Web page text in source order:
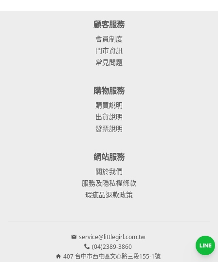
顧客服務
會員制度
門市資訊
常見問題
購物服務
購買說明
出貨說明
發票說明
網站服務
關於我們
服務及隱私權條款
瑕疵品退款政策
service@littlegirl.com.tw
(04)2389-3860
407 台中市西屯區文心路三段155-1號